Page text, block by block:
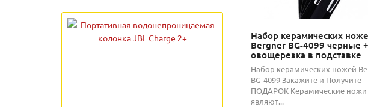
Набор керамических
Bergner BG-4099 черные +
овощерезка в подставке
Набор керамических ножей
BG-4099 Закажите и Получите
ПОДАРОК Керамические ножи
являют...